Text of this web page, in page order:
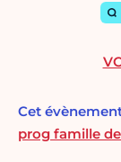
Cet
prog famille